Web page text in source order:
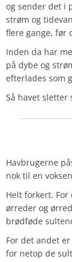
og sender det i
strøm og
flere gange, før
Inden da har
på dybe og
efterlades som
Så havet sletter
Havbrugerne
nok til en
Helt forkert.
ørreder og
brødføde
For det andet
for netop de